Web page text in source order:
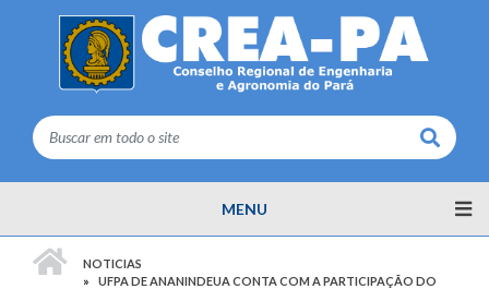
Buscar
MENU
NOTICIAS
UFPA DE ANANINDEUA CONTA COM A PARTICIPAÇÃO DO